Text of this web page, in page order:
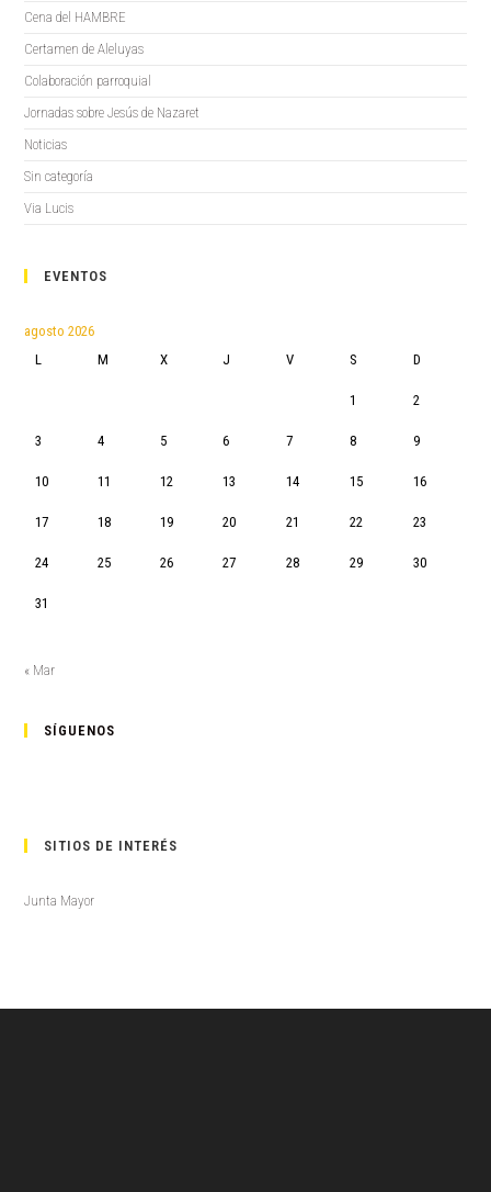
Cena del HAMBRE
Certamen de Aleluyas
Colaboración parroquial
Jornadas sobre Jesús de Nazaret
Noticias
Sin categoría
Via Lucis
EVENTOS
agosto 2026
L
M X J V S D
1 2
3 4 5 6 7 8 9
10 11 12 13 14 15 16
17 18 19 20 21 22 23
24 25 26 27 28 29 30
31
« Mar
SÍGUENOS
SITIOS DE INTERÉS
Junta Mayor